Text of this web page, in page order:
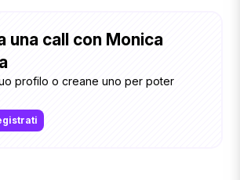
una call con Monica
profilo o creane uno per poter